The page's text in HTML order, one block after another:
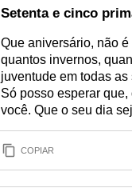
Setenta e cinco
Que aniversário, não
quantos invernos,
juventude em todas
Só posso esperar
você. Que o seu dia
COPIAR